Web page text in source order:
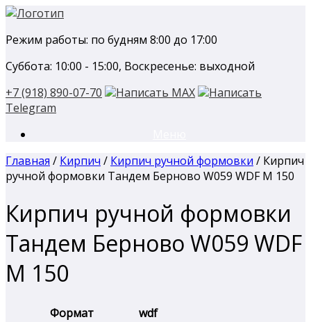
Перейти
содержанию
Режим работы: по будням 8:00 до 17:00
Суббота: 10:00 - 15:00, Воскресенье: выходной
+7 (918) 890-07-70
Написать MAX
Написать
Telegram
Главная / Кирпич / Кирпич ручной формовки / Кирпич
ручной формовки Тандем Берново W059 WDF М 150
Кирпич ручной формовки
Тандем Берново W059 WDF
М 150
Формат
wdf